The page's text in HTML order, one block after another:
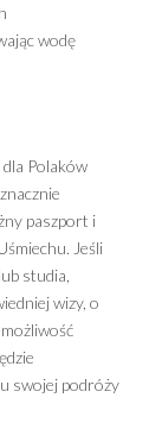
wodę
Polaków
paszport i
Jeśli
studia,
wizy, o
swojej podróży